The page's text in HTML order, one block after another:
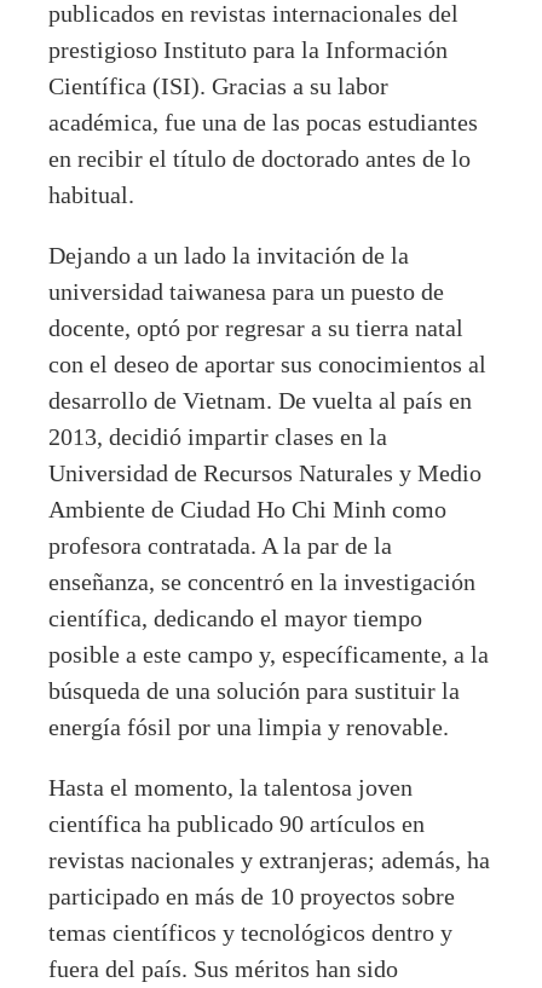
publicados en revistas internacionales del
prestigioso Instituto para la Información
Científica (ISI). Gracias a su labor
académica, fue una de las pocas estudiantes
en recibir el título de doctorado antes de lo
habitual.
Dejando a un lado la invitación de la
universidad taiwanesa para un puesto de
docente, optó por regresar a su tierra natal
con el deseo de aportar sus conocimientos al
desarrollo de Vietnam. De vuelta al país en
2013, decidió impartir clases en la
Universidad de Recursos Naturales y Medio
Ambiente de Ciudad Ho Chi Minh como
profesora contratada. A la par de la
enseñanza, se concentró en la investigación
científica, dedicando el mayor tiempo
posible a este campo y, específicamente, a la
búsqueda de una solución para sustituir la
energía fósil por una limpia y renovable.
Hasta el momento, la talentosa joven
científica ha publicado 90 artículos en
revistas nacionales y extranjeras; además, ha
participado en más de 10 proyectos sobre
temas científicos y tecnológicos dentro y
fuera del país. Sus méritos han sido